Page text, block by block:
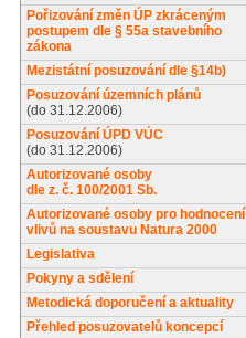
Pořizování změn ÚP zkráceným
postupem dle § 55a stavebního
zákona
Mezistátní posuzování dle §14b)
Posuzování územních plánů
(do 31.12.2006)
Posuzování ÚPD VÚC
(do 31.12.2006)
Autorizované osoby
dle z. č. 100/2001 Sb.
Autorizované osoby pro hodnocení
vlivů na soustavu Natura 2000
Legislativa
Pokyny a sdělení
Metodická doporučení a aktuality
Přehled posuzovatelů koncepcí